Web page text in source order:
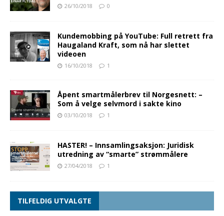
26/10/2018 0
Kundemobbing på YouTube: Full retrett fra
Haugaland Kraft, som nå har slettet
videoen
16/10/2018 1
Åpent smartmålerbrev til Norgesnett: –
Som å velge selvmord i sakte kino
03/10/2018 1
HASTER! – Innsamlingsaksjon: Juridisk
utredning av “smarte” strømmålere
27/04/2018 1
TILFELDIG UTVALGTE